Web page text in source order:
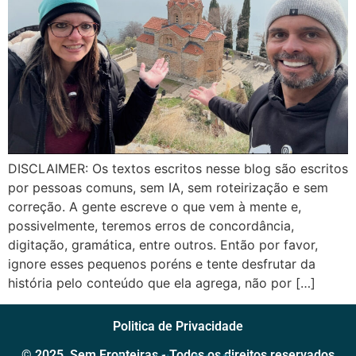
DISCLAIMER: Os textos escritos nesse blog são escritos
por pessoas comuns, sem IA, sem roteirização e sem
correção. A gente escreve o que vem à mente e,
possivelmente, teremos erros de concordância,
digitação, gramática, entre outros. Então por favor,
ignore esses pequenos poréns e tente desfrutar da
história pelo conteúdo que ela agrega, não por […]
Politica de Privacidade